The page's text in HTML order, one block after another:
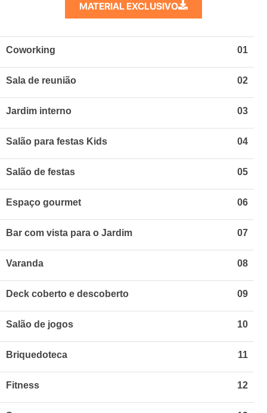
MATERIAL EXCLUSIVO
Coworking 01
Sala de reunião 02
Jardim interno 03
Salão para festas Kids 04
Salão de festas 05
Espaço gourmet 06
Bar com vista para o Jardim 07
Varanda 08
Deck coberto e descoberto 09
Salão de jogos 10
Briquedoteca 11
Fitness 12